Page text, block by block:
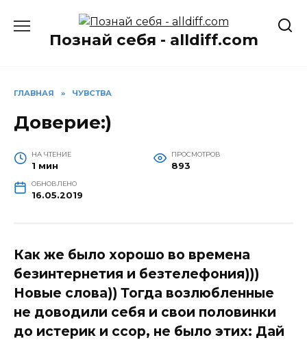
содержаниюПознай себя - alldiff.com
ГЛАВНАЯ » ЧУВСТВА
Доверие:)
НА ЧТЕНИЕ
1 мин
ПРОСМОТРОВ
893
ОБНОВЛЕНО
16.05.2019
Как же было хорошо во времена
безинтернетия и безтелефония)))
Новые слова)) Тогда возлюбленные
не доводили себя и свои половинки
до истерик и ссор, не было этих: Дай